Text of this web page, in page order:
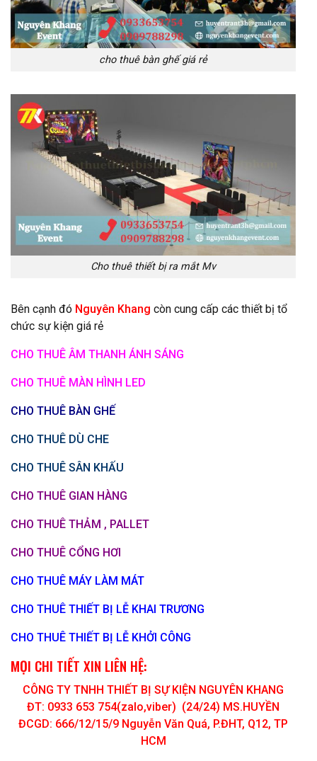
cho thuê bàn ghế giá rẻ
Cho thuê thiết bị ra mắt Mv
Bên cạnh đó Nguyên Khang còn cung cấp các thiết bị tổ
chức sự kiện giá rẻ
CHO THUÊ ÂM THANH ÁNH SÁNG
CHO THUÊ MÀN HÌNH LED
CHO THUÊ BÀN GHẾ
CHO THUÊ DÙ CHE
CHO THUÊ SÂN KHẤU
CHO THUÊ GIAN HÀNG
CHO THUÊ THẢM , PALLET
CHO THUÊ CỔNG HƠI
CHO THUÊ MÁY LÀM MÁT
CHO THUÊ THIẾT BỊ LỄ KHAI TRƯƠNG
CHO THUÊ THIẾT BỊ LỄ KHỞI CÔNG
MỌI CHI TIẾT XIN LIÊN HỆ:
CÔNG TY TNHH THIẾT BỊ SỰ KIỆN NGUYÊN KHANG
ĐT: 0933 653 754(zalo,viber) (24/24) MS.HUYỀN
ĐCGD: 666/12/15/9 Nguyễn Văn Quá, P.ĐHT, Q12, TP
HCM